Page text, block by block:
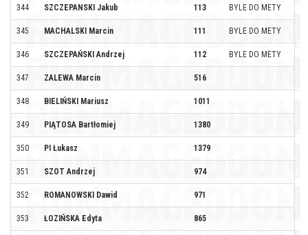
344 SZCZEPANSKI Jakub 113 BYLE DO METY
345 MACHALSKI Marcin 111 BYLE DO METY
346 SZCZEPAŃSKI Andrzej 112 BYLE DO METY
347 ZALEWA Marcin 516
348 BIELIŃSKI Mariusz 1011
349 PIĄTOSA Bartłomiej 1380
350 PI Łukasz 1379
351 SZOT Andrzej 974
352 ROMANOWSKI Dawid 971
353 ŁOZIŃSKA Edyta 865